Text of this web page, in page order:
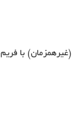
با فریم